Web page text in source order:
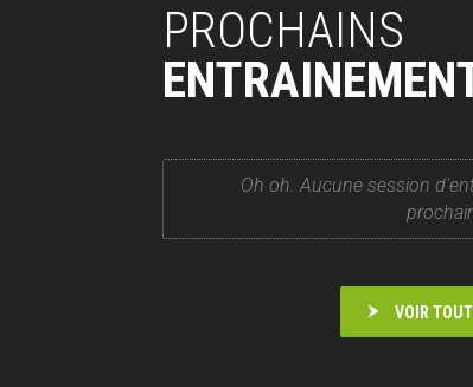
PROCHAINS
Oh oh. Aucune session
VOIR